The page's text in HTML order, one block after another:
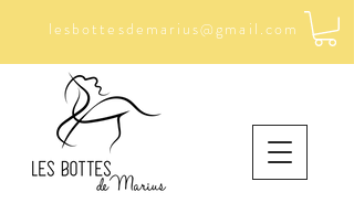
lesbottesdemarius@gmail.com